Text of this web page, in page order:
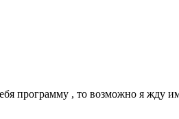
программу , то возможно я жду